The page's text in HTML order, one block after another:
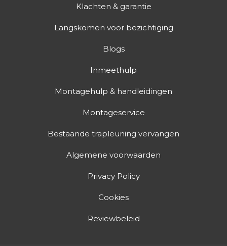
Klachten & garantie
Langskomen voor bezichtiging
Blogs
Inmeethulp
Montagehulp & handleidingen
Montageservice
Bestaande trapleuning vervangen
Algemene voorwaarden
Privacy Policy
Cookies
Reviewbeleid